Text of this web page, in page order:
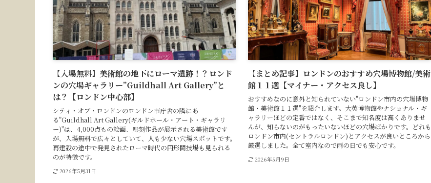
【入場無料】美術館の地下にローマ遺跡！？ロンド
ンの穴場ギャラリー”Guildhall Art Gallery”と
は？【ロンドン中心部】
シティ・オブ・ロンドンのロンドン市庁舎の隣にあ
る"Guildhall Art Gallery(ギルドホール・アート・ギャラリ
ー)"は、4,000点もの絵画、彫刻作品が展示される美術館です
が、入場無料で広々としていて、人も少ない穴場スポットです。
再建設の途中で発見されたローマ時代の円形闘技場も見られる
のが特徴です。
2026年5月31日
【まとめ記事】ロンドンのおすすめ穴場博物館/美術
館１１選【マイナー・アクセス良し】
おすすめなのに意外と知られていない"ロンドン市内の穴場博物
館・美術館１１選"を紹介します。大英博物館やナショナル・ギ
ャラリーほどの定番ではなく、そこまで知名度は高くありませ
んが、知らないのがもったいないほどの穴場ばかりです。どれも
ロンドン市内(セントラルロンドン)とアクセスが良いところから
厳選しました。全て室内なので雨の日でも安心です。
2026年5月9日